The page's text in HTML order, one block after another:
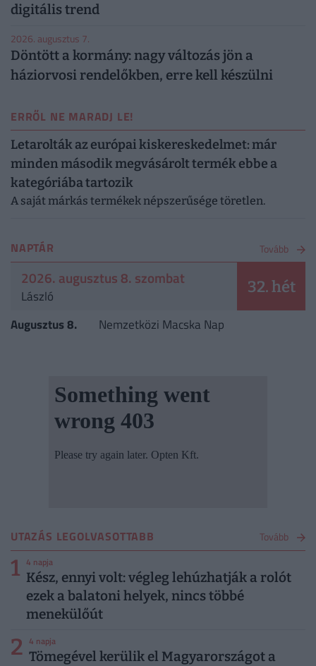
digitális trend
2026. augusztus 7.
Döntött a kormány: nagy változás jön a
háziorvosi rendelőkben, erre kell készülni
ERRŐL NE MARADJ LE!
Letarolták az európai kiskereskedelmet: már
minden második megvásárolt termék ebbe a
kategóriába tartozik
A saját márkás termékek népszerűsége töretlen.
NAPTÁR Tovább
2026. augusztus 8. szombat
László 32. hét
Augusztus 8. Nemzetközi Macska Nap
UTAZÁS LEGOLVASOTTABB Tovább
1 4 napja
Kész, ennyi volt: végleg lehúzhatják a rolót
ezek a balatoni helyek, nincs többé
menekülőút
2 4 napja
Tömegével kerülik el Magyarországot a